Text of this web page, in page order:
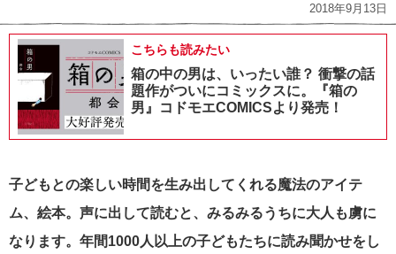
2018年9月13日
こちらも読みたい
箱の中の男は、いったい誰？ 衝撃の話
題作がついにコミックスに。『箱の
男』コドモエCOMICSより発売！
子どもとの楽しい時間を生み出してくれる魔法のアイテ
ム、絵本。 声に出して読むと、みるみるうちに大人も虜に
なります。 年間1000人以上の子どもたちに読み聞かせをし